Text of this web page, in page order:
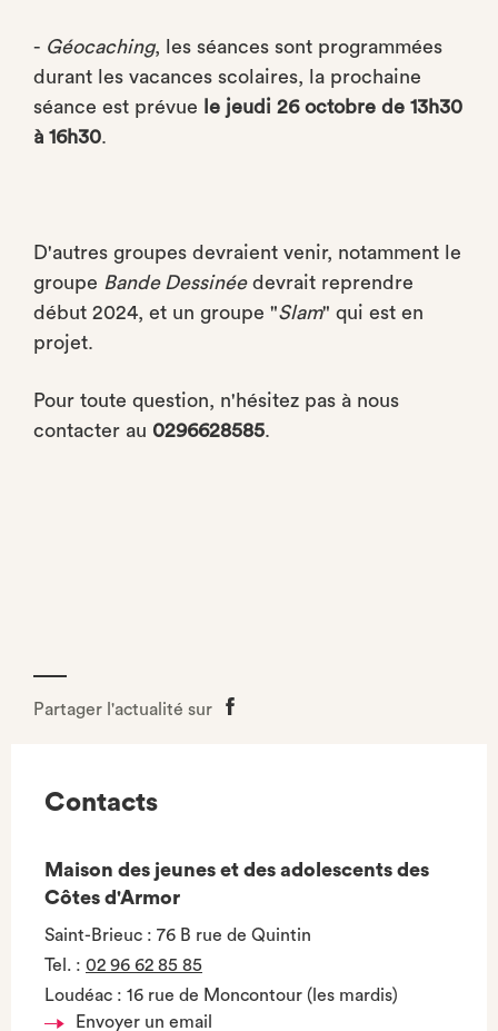
- Géocaching, les séances sont programmées
durant les vacances scolaires, la prochaine
séance est prévue
le jeudi 26 octobre de 13h30
à 16h30.
D'autres groupes devraient venir, notamment le
groupe Bande Dessinéedevrait reprendre
début 2024, et un groupe "Slam" qui est en
projet.
Pour toute question, n'hésitez pas à nous
contacter au 0296628585.
Partager l'actualité sur
Partager
Contacts
Maison des jeunes et des adolescents des
Côtes d'Armor
Saint-Brieuc : 76 B rue de Quintin
Tel. : 02 96 62 85 85
Loudéac : 16 rue de Moncontour (les mardis)
Envoyer un email